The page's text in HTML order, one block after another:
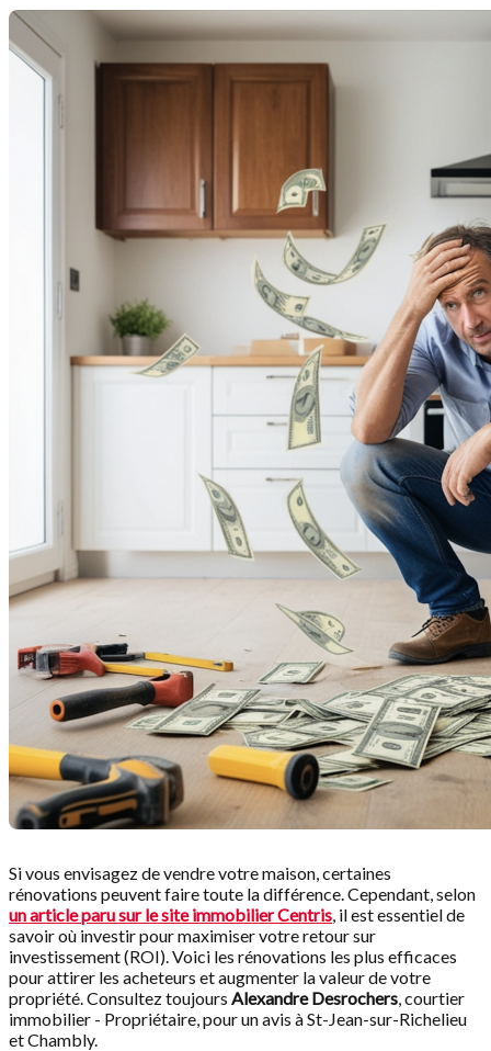
Si vous envisagez de vendre votre maison, certaines
rénovations peuvent faire toute la différence. Cependant, selon
un article paru sur le site immobilier Centris, il est essentiel de
savoir où investir pour maximiser votre retour sur
investissement (ROI). Voici les rénovations les plus efficaces
pour attirer les acheteurs et augmenter la valeur de votre
propriété. Consultez toujours Alexandre Desrochers, courtier
immobilier - Propriétaire, pour un avis à St-Jean-sur-Richelieu
et Chambly.